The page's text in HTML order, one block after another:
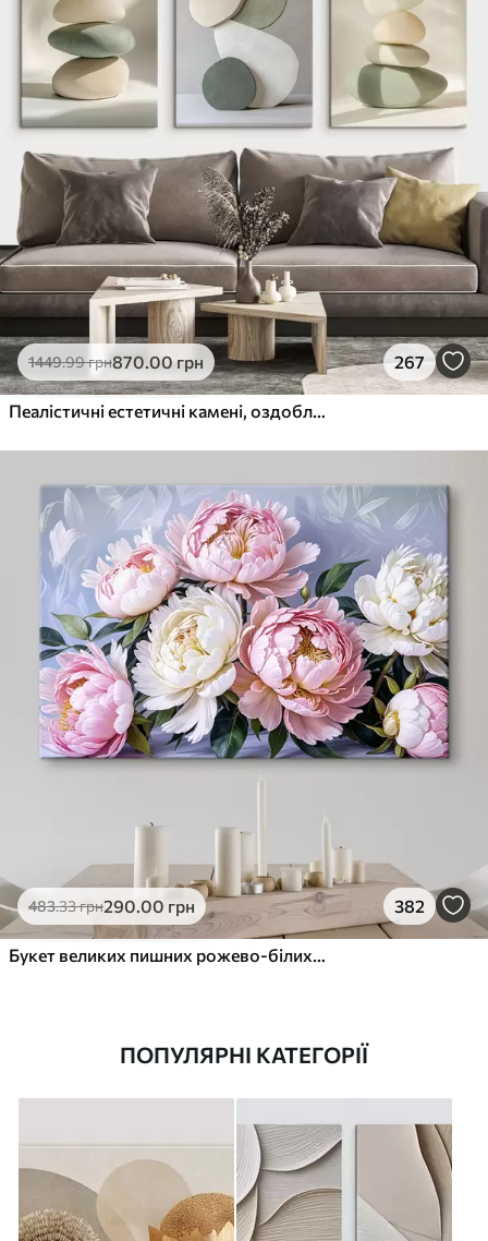
1449.99грн870.00 грн 267
Пеалістичні естетичні камені, оздоблення будинку, природне освітлення
483.33грн290.00 грн 382
Букет великих пишних рожево-білих квітів півонії із зеленим листям на м’якому розмитому фоні
ПОПУЛЯРНІ КАТЕГОРІЇ